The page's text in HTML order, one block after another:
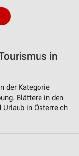
in
der Kategorie
Blättere in den
Urlaub in Österreich